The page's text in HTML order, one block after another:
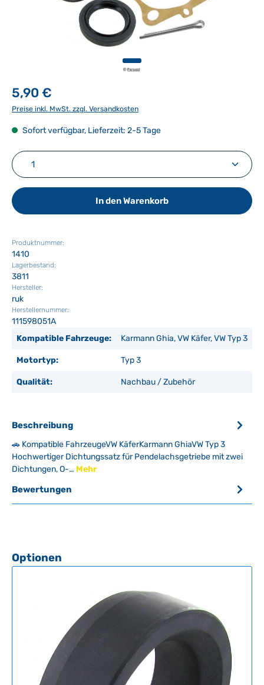
5,90 €
Preise inkl. MwSt. zzgl. Versandkosten
Sofort verfügbar, Lieferzeit: 2-5 Tage
Produkt Anzahl: Gib den gewünschten Wert ein
In den Warenkorb
Produktnummer:
1410
Lagerbestand:
3811
Hersteller:
ruk
Herstellernummer:
111598051A
Kompatible Fahrzeuge:
Karmann Ghia, VW Käfer, VW Typ 3
Motortyp: Typ 3
Qualität: Nachbau / Zubehör
Beschreibung
🚗 Kompatible FahrzeugeVW KäferKarmann GhiaVW Typ 3
Hochwertiger Dichtungssatz für Pendelachsgetriebe mit zwei
Dichtungen, O-… Mehr
Bewertungen
Produktgalerie überspringen
Optionen